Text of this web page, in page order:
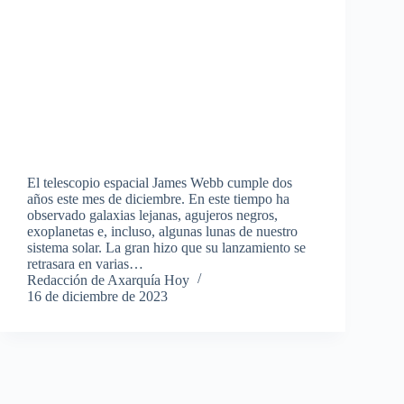
El telescopio espacial James Webb cumple dos
años este mes de diciembre. En este tiempo ha
observado galaxias lejanas, agujeros negros,
exoplanetas e, incluso, algunas lunas de nuestro
sistema solar. La gran hizo que su lanzamiento se
retrasara en varias…
Redacción de Axarquía Hoy
16 de diciembre de 2023